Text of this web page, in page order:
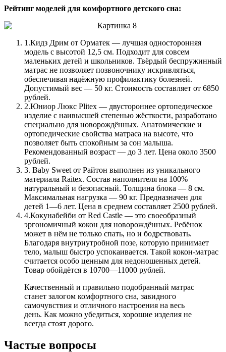
Рейтинг моделей для комфортного детского сна:
1.Кидз Дрим от Орматек — лучшая односторонняя
модель с высотой 12,5 см. Подходит для совсем
маленьких детей и школьников. Твёрдый беспружинный
матрас не позволяет позвоночнику искривляться,
обеспечивая надёжную профилактику болезней.
Допустимый вес — 50 кг. Стоимость составляет от 6850
рублей.
2.Юниор Люкс Plitex — двустороннее ортопедическое
изделие с наивысшей степенью жёсткости, разработано
специально для новорождённых. Анатомические и
ортопедические свойства матраса на высоте, что
позволяет быть спокойным за сон малыша.
Рекомендованный возраст — до 3 лет. Цена около 3500
рублей.
3. Baby Sweet от Райтон выполнен из уникального
материала Raitex. Состав наполнителя на 100%
натуральный и безопасный. Толщина блока — 8 см.
Максимальная нагрузка — 90 кг. Предназначен для
детей 1—6 лет. Цена в среднем составляет 2500 рублей.
4.Кокунабейби от Red Castle — это своеобразный
эргономичный кокон для новорождённых. Ребёнок
может в нём не только спать, но и бодрствовать.
Благодаря внутриутробной позе, которую принимает
тело, малыш быстро успокаивается. Такой кокон-матрас
считается особо ценным для недоношенных детей.
Товар обойдётся в 10700—11000 рублей.
Качественный и правильно подобранный матрас
станет залогом комфортного сна, завидного
самочувствия и отличного настроения на весь
день. Как можно убедиться, хорошие изделия не
всегда стоят дорого.
Частые вопросы